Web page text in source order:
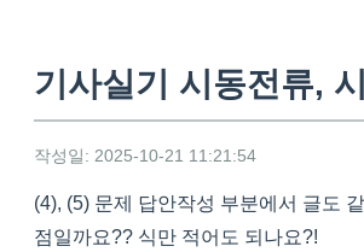
기사실기 시동전류,
작성일: 2025-10-21 11:21:54
(4), (5) 문제 답안작성 부분에서 글도
점일까요?? 식만 적어도 되나요?!